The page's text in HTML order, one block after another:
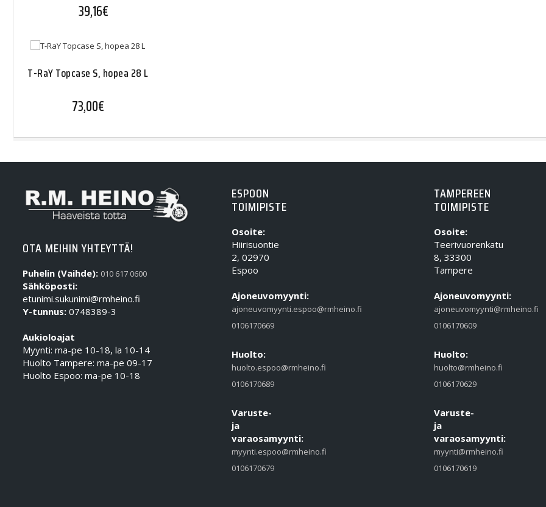
39,16€
T-RaY Topcase S, hopea 28 L
73,00€
OTA MEIHIN YHTEYTTÄ!
Puhelin (Vaihde): 010 617 0600
Sähköposti:
etunimi.sukunimi@rmheino.fi
Y-tunnus: 0748389-3
Aukioloajat
Myynti: ma-pe 10-18, la 10-14
Huolto Tampere: ma-pe 09-17
Huolto Espoo: ma-pe 10-18
ESPOON
TOIMIPISTE
Osoite:
Hiirisuontie
2, 02970
Espoo
Ajoneuvomyynti:
ajoneuvomyynti.espoo@rmheino.fi
0106170669
Huolto:
huolto.espoo@rmheino.fi
0106170689
Varuste-
ja
varaosamyynti:
myynti.espoo@rmheino.fi
0106170679
TAMPEREEN
TOIMIPISTE
Osoite:
Teerivuorenkatu
8, 33300
Tampere
Ajoneuvomyynti:
ajoneuvomyynti@rmheino.fi
0106170609
Huolto:
huolto@rmheino.fi
0106170629
Varuste-
ja
varaosamyynti:
myynti@rmheino.fi
0106170619